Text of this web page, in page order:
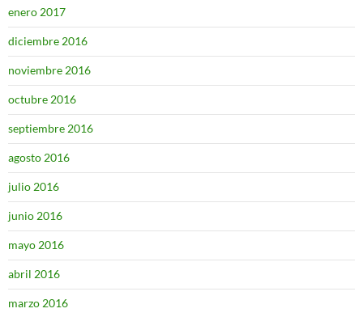
enero 2017
diciembre 2016
noviembre 2016
octubre 2016
septiembre 2016
agosto 2016
julio 2016
junio 2016
mayo 2016
abril 2016
marzo 2016